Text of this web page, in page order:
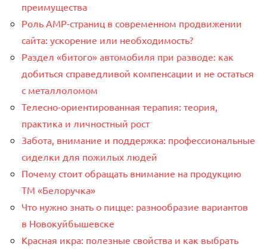
преимущества
Роль AMP-страниц в современном продвижении
сайта: ускорение или необходимость?
Раздел «битого» автомобиля при разводе: как
добиться справедливой компенсации и не остаться
с металлоломом
Телесно-ориентированная терапия: теория,
практика и личностный рост
Забота, внимание и поддержка: профессиональные
сиделки для пожилых людей
Почему стоит обращать внимание на продукцию
ТМ «Белоручка»
Что нужно знать о пицце: разнообразие вариантов
в Новокуйбышевске
Красная икра: полезные свойства и как выбрать